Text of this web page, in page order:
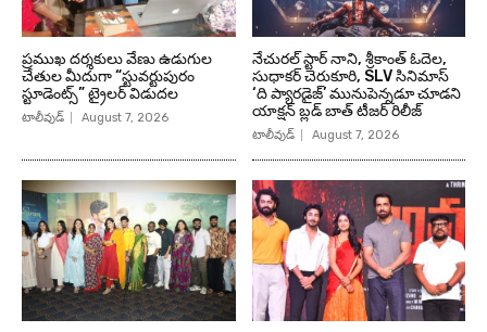
ప్రముఖ దర్శకులు వేణు ఉడుగుల
చేతుల మీదుగా “స్టువర్టుపురం
స్టూడెంట్స్” ట్రైలర్ విడుదల
టాలీవుడ్ August 7, 2026
నేచురల్ స్టార్ నాని, శ్రీకాంత్ ఓదెల,
సుధాకర్ చెరుకూరి, SLV సినిమాస్
‘ది ప్యారడైజ్’ మునుపెన్నడూ చూడని
యాక్షన్ బ్లడ్ బాత్ టీజర్ రిలీజ్
టాలీవుడ్ August 7, 2026